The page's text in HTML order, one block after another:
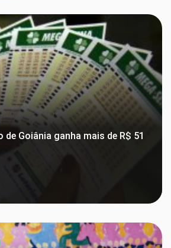
de Goiânia ganha mais de R$ 51